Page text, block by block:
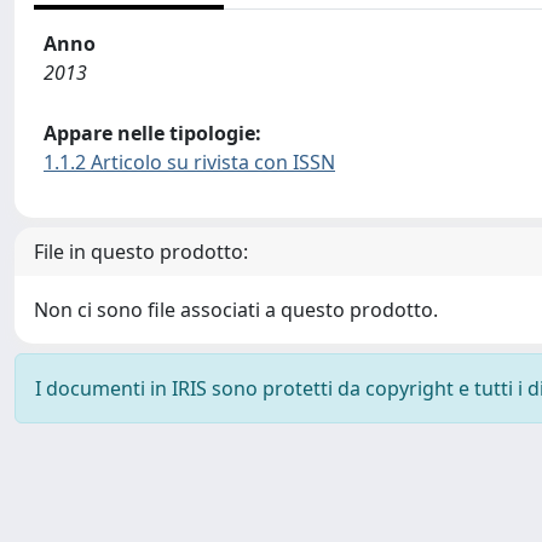
Anno
2013
Appare nelle tipologie:
1.1.2 Articolo su rivista con ISSN
File in questo prodotto:
Non ci sono file associati a questo prodotto.
I documenti in IRIS sono protetti da copyright e tutti i